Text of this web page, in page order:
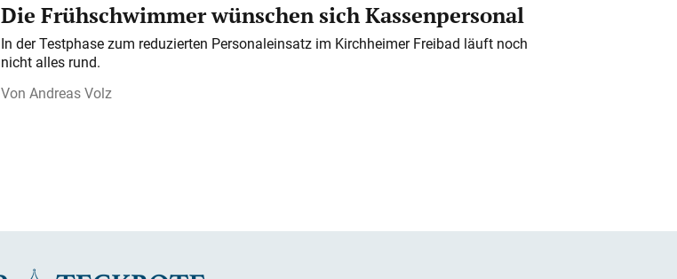
Die Frühschwimmer wünschen sich Kassenpersonal
In der Testphase zum reduzierten Personaleinsatz im Kirchheimer Freibad läuft noch
nicht alles rund.
Andreas Volz